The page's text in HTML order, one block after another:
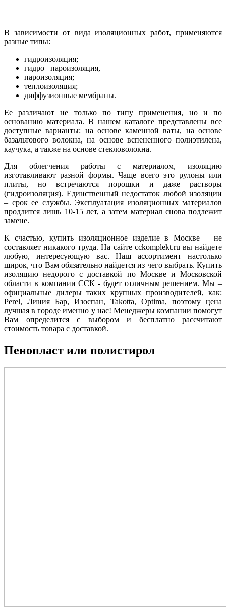
В зависимости от вида изоляционных работ, применяются
разные типы:
гидроизоляция;
гидро –пароизоляция,
пароизоляция;
теплоизоляция;
диффузионные мембраны.
Ее различают не только по типу применения, но и по
основанию материала. В нашем каталоге представлены все
доступные варианты: на основе каменной ваты, на основе
базальтового волокна, на основе вспененного полиэтилена,
каучука, а также на основе стекловолокна.
Для облегчения работы с материалом, изоляцию
изготавливают разной формы. Чаще всего это рулоны или
плиты, но встречаются порошки и даже растворы
(гидроизоляция). Единственный недостаток любой изоляции
– срок ее службы. Эксплуатация изоляционных материалов
продлится лишь 10-15 лет, а затем материал снова подлежит
замене.
К счастью, купить изоляционное изделие в Москве – не
составляет никакого труда. На сайте cckomplekt.ru вы найдете
любую, интересующую вас. Наш ассортимент настолько
широк, что Вам обязательно найдется из чего выбрать. Купить
изоляцию недорого с доставкой по Москве и Московской
области в компании ССК - будет отличным решением. Мы –
официальные дилеры таких крупных производителей, как:
Perel, Линия Бар, Изоспан, Takotta, Optima, поэтому цена
лучшая в городе именно у нас! Менеджеры компании помогут
Вам определится с выбором и бесплатно рассчитают
стоимость товара с доставкой.
Пенопласт или полистирол